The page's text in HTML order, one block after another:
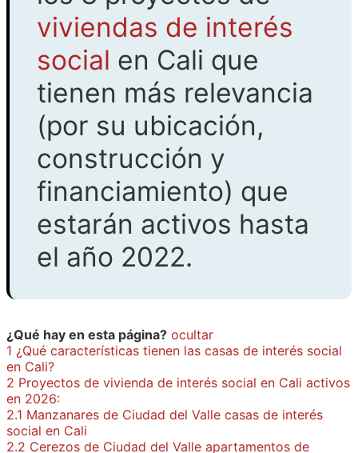
viviendas de interés
social en Cali que
tienen más relevancia
(por su ubicación,
construcción y
financiamiento) que
estarán activos hasta
el año 2022.
¿Qué hay en esta página? ocultar
1 ¿Qué características tienen las casas de interés social
en Cali?
2 Proyectos de vivienda de interés social en Cali activos
en 2026:
2.1 Manzanares de Ciudad del Valle casas de interés
social en Cali
2.2 Cerezos de Ciudad del Valle apartamentos de